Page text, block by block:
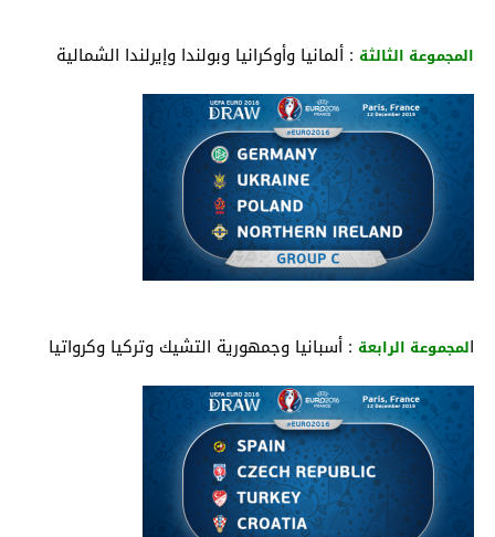
المجموعة الثالثة : ألمانيا وأوكرانيا وبولندا وإيرلندا الشمالية
المجموعة الرابعة : أسبانيا وجمهورية التشيك وتركيا وكرواتيا